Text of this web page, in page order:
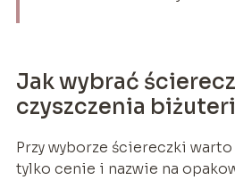
Jak wybrać
czyszczenia
Przy wyborze ściereczki
tylko cenie i nazwie na